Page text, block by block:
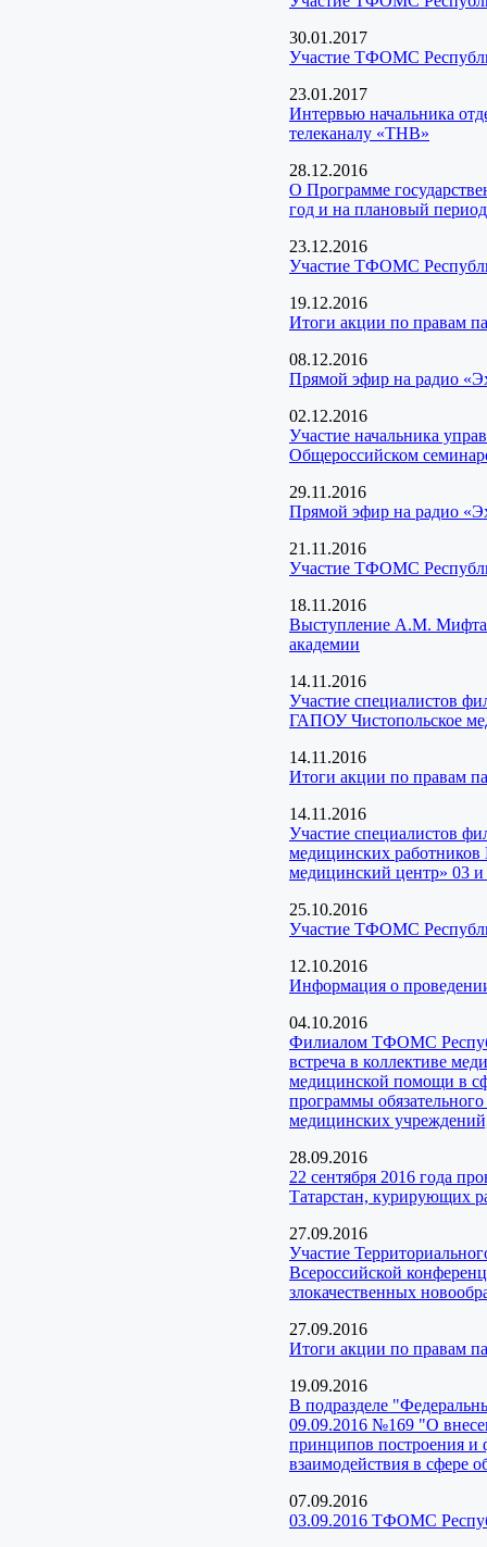
30.01.2017
Участие ТФОМС
23.01.2017
Интервью начальника
телеканалу «ТНВ»
28.12.2016
О Программе
год и на плановый
23.12.2016
Участие ТФОМС
19.12.2016
Итоги акции по правам
08.12.2016
Прямой эфир на радио
02.12.2016
Участие начальника
Общероссийском
29.11.2016
Прямой эфир на радио
21.11.2016
Участие ТФОМС
18.11.2016
Выступление А.М.
академии
14.11.2016
Участие специалистов
ГАПОУ Чистопольское
14.11.2016
Итоги акции по правам
14.11.2016
Участие специалистов
медицинских работников
медицинский центр» 03 и
25.10.2016
Участие ТФОМС
12.10.2016
Информация о
04.10.2016
Филиалом ТФОМС
встреча в коллективе
медицинской помощи в
программы
медицинских
28.09.2016
22 сентября 2016 года
Татарстан, курирующих
27.09.2016
Участие
Всероссийской
злокачественных
27.09.2016
Итоги акции по правам
19.09.2016
В подразделе
09.09.2016 №169 "О
принципов построения
взаимодействия в сфере
07.09.2016
03.09.2016 ТФОМС